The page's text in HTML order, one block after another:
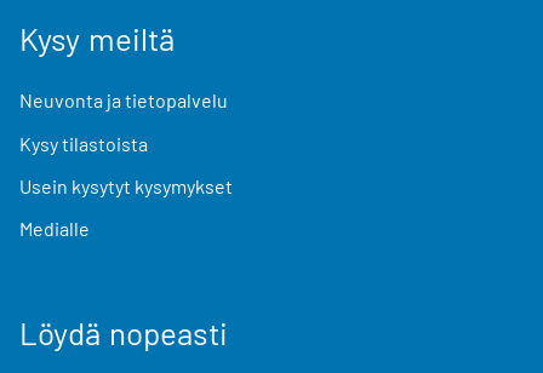
Kysy meiltä
Neuvonta ja tietopalvelu
Kysy tilastoista
Usein kysytyt kysymykset
Medialle
Löydä nopeasti